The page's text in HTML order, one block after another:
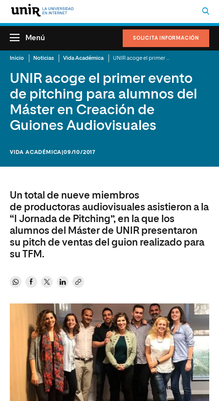
SOLICITA INFORMACIÓN
Menú
Inicio Noticias Vida Académica
UNIR acoge el primer evento
de pitching para alumnos del
Máster en Creación de
Guiones Audiovisuales
VIDA ACADÉMICA |09/10/2017
Un total de nueve miembros
de productoras audiovisuales asistieron a la
“I Jornada de Pitching”, en la que los
alumnos del Máster de UNIR presentaron
su pitch de ventas del guion realizado para
su TFM.